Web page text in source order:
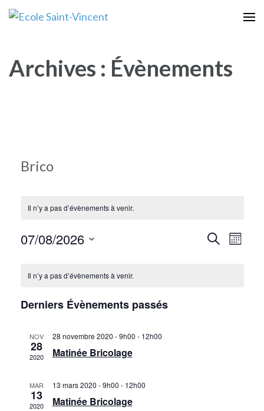
Aller
Entrée)
Archives : Évènements
Brico
Il n’y a pas d’évènements à venir.
Recherche
Mois
07/08/2026
une
Calendrier
Il n’y a pas d’évènements à venir.
Derniers Évènements passés
NOV
28
2020
28 novembre 2020 - 9h00 - 12h00
Matinée Bricolage
MAR
13
2020
13 mars 2020 - 9h00 - 12h00
Matinée Bricolage